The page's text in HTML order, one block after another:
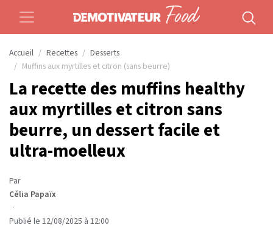
Accueil Recettes
Desserts
Muffins aux myrtilles et citron (sans beurre)
La recette des muffins healthy
aux myrtilles et citron sans
beurre, un dessert facile et
ultra-moelleux
Par
Célia Papaïx
·
Publié le 12/08/2025 à 12:00